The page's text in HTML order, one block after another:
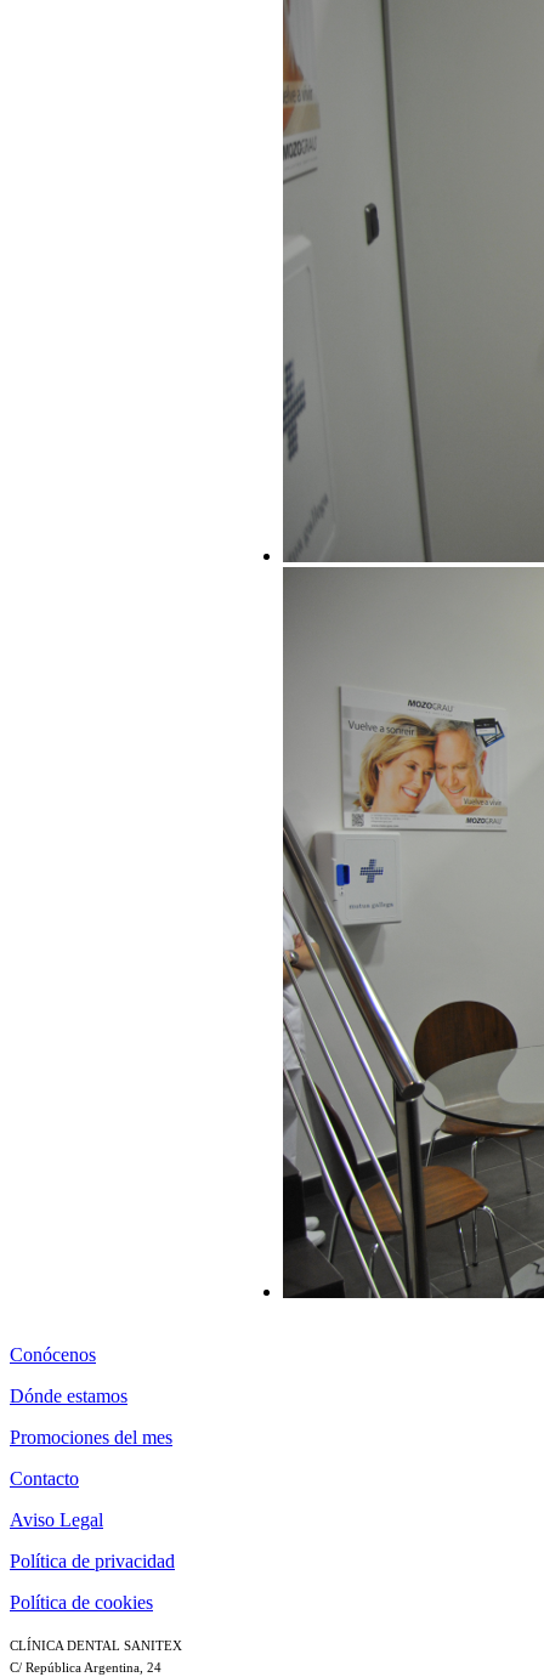
Conócenos
Dónde estamos
Promociones del mes
Contacto
Aviso Legal
Política de privacidad
Política de cookies
CLÍNICA DENTAL SANITEX
C/ República Argentina, 24